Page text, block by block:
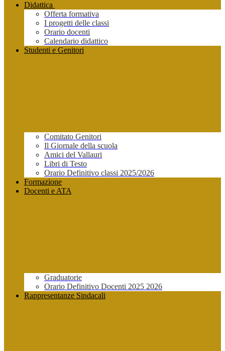
Didattica
Offerta formativa
I progetti delle classi
Orario docenti
Calendario didattico
Studenti e Genitori
Comitato Genitori
Il Giornale della scuola
Amici del Vallauri
Libri di Testo
Orario Definitivo classi 2025/2026
Formazione
Docenti e ATA
Graduatorie
Orario Definitivo Docenti 2025 2026
Rappresentanze Sindacali